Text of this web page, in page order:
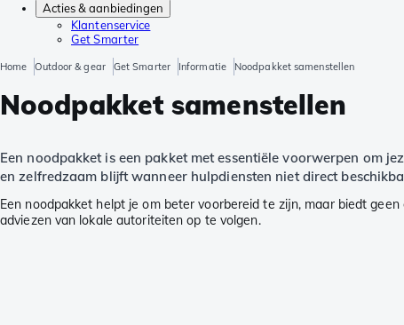
Acties & aanbiedingen
Klantenservice
Get Smarter
Home Outdoor & gear Get Smarter Informatie Noodpakket samenstellen
Noodpakket samenstellen
Een noodpakket is een pakket met essentiële voorwerpen om
en zelfredzaam blijft wanneer hulpdiensten niet direct
Een noodpakket helpt je om beter voorbereid te zijn, maar biedt
adviezen van lokale autoriteiten op te volgen.